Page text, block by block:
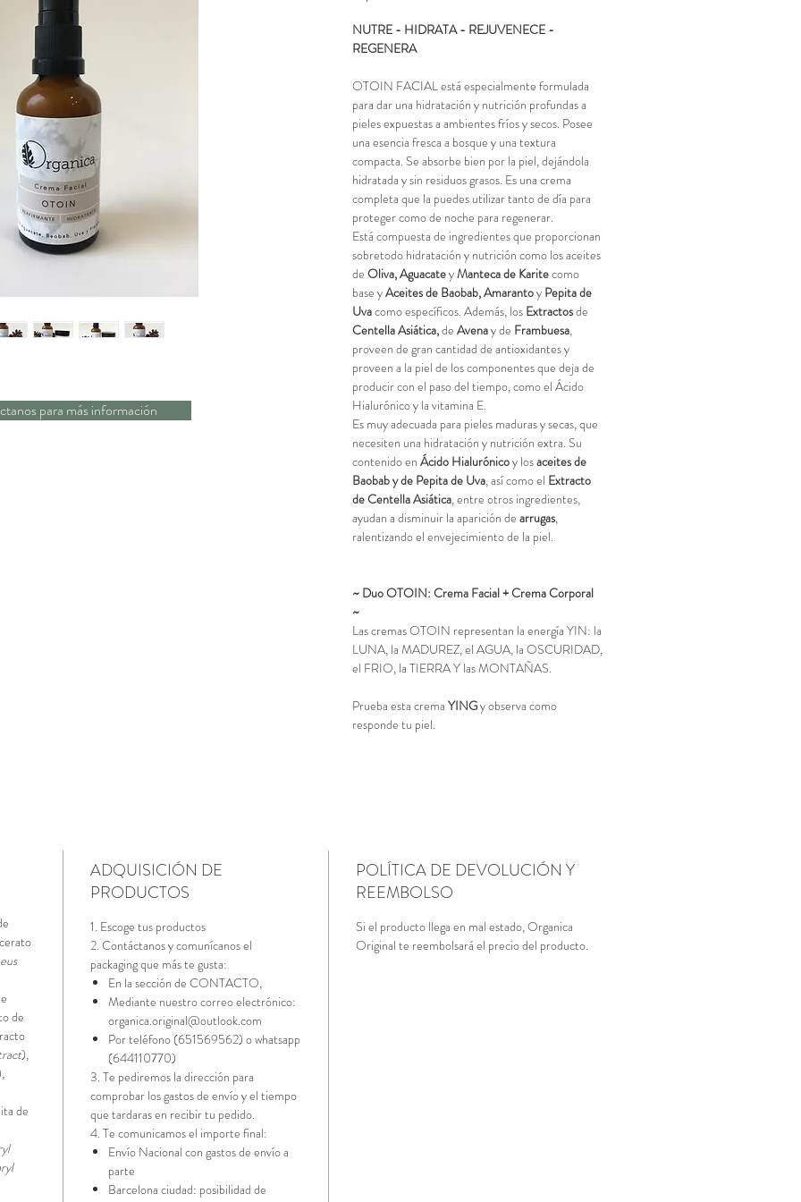
NUTRE - HIDRATA - REJUVENECE -
REGENERA
OTOIN FACIAL está especialmente formulada
para dar una hidratación y nutrición profundas a
pieles expuestas a ambientes fríos y secos. Posee
una esencia fresca a bosque y una textura
compacta. Se absorbe bien por la piel, dejándola
hidratada y sin residuos grasos. Es una crema
completa que la puedes utilizar tanto de día para
proteger como de noche para regenerar.
Está compuesta de ingredientes que proporcionan
sobretodo hidratación y nutrición como los aceites
de Oliva, AguacateyManteca de Karitecomo
base yAceites de Baobab, Amarantoy Pepita de
Uvacomo específicos. Además, los Extractosde
Centella Asiática,de Avenay de Frambuesa,
proveen de gran cantidad de antioxidantesy
proveen a la piel de los componentes que deja de
producir con el paso del tiempo, como el Ácido
Hialurónico y la vitamina E.
Es muy adecuada para pieles maduras y secas, que
necesiten una hidratación y nutrición extra. Su
contenido en Ácido Hialurónicoy losaceites de
Baobab y de Pepita de Uva, así como el Extracto
de Centella Asiática, entre otros ingredientes,
ayudan a disminuir la aparición de arrugas,
ralentizando el envejecimiento de la piel.
~ Duo OTOIN: Crema Facial + Crema Corporal
~
Las cremas OTOIN representan la energía YIN: la
LUNA, la MADUREZ, el AGUA, la OSCURIDAD,
el FRIO, la TIERRAY las MONTAÑAS.
Prueba esta crema YINGy observa como
responde tu piel.
de
),
de
ADQUISICIÓN DE
PRODUCTOS
1. Escoge tus productos
2. Contáctanos y comunícanos el
packaging que más te gusta:
En la sección de CONTACTO,
Mediante nuestro correo electrónico:
organica.original@outlook.com
Por teléfono (651569562) o whatsapp
(644110770)
3. Te pediremos la dirección para
comprobar los gastos de envío y el tiempo
que tardaras en recibir tu pedido.
4. Te comunicamos el importe final:
Envío Nacional con gastos de envío a
parte
Barcelona ciudad: posibilidad de
POLÍTICA DE DEVOLUCIÓN Y
REEMBOLSO
Si el producto llega en mal estado, Organica
Original te reembolsará el precio del producto.
para más información